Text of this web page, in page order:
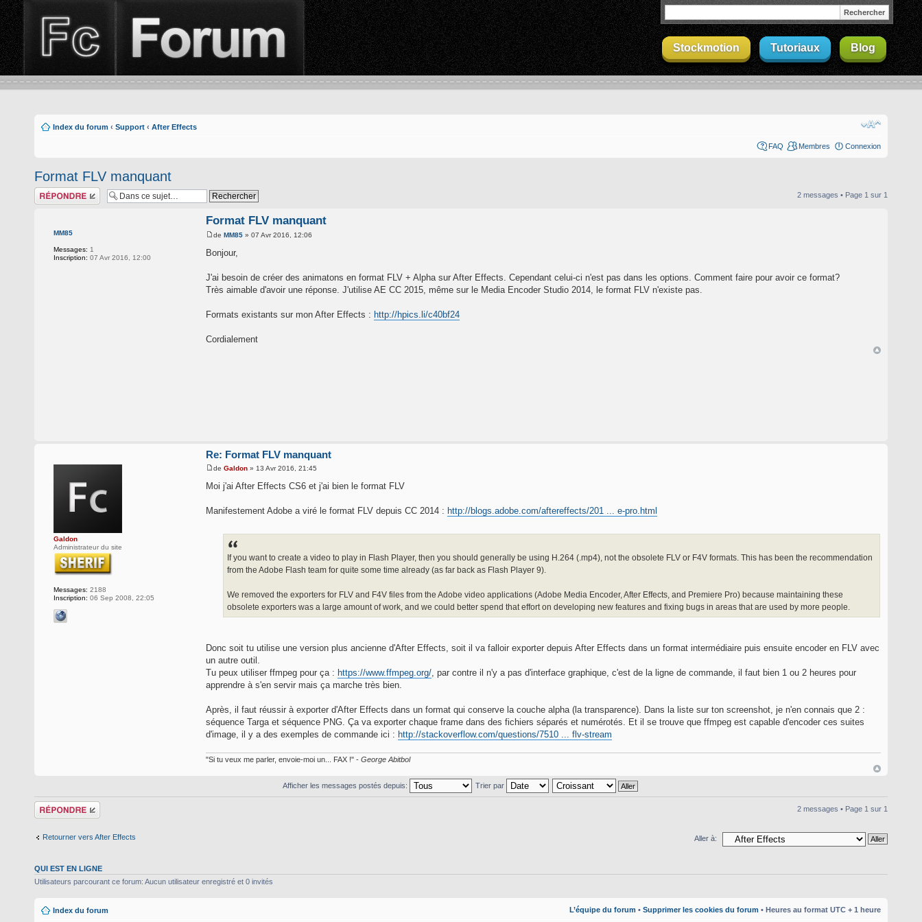
Stockmotion Tutoriaux Blog
Index du forum ‹ Support ‹ After Effects
FAQ Membres Connexion
Format FLV manquant
Répondre 2 messages • Page 1 sur 1
MM85
Messages: 1
Inscription: 07 Avr 2016, 12:00
Format FLV manquant
de MM85 » 07 Avr 2016, 12:06
Bonjour,
J'ai besoin de créer des animatons en format FLV + Alpha sur After Effects. Cependant celui-ci n'est pas dans les options. Comment faire pour avoir ce format?
Très aimable d'avoir une réponse. J'utilise AE CC 2015, même sur le Media Encoder Studio 2014, le format FLV n'existe pas.
Formats existants sur mon After Effects : http://hpics.li/c40bf24
Cordialement
Galdon
Administrateur du site
Messages: 2188
Inscription: 06 Sep 2008, 22:05
Re: Format FLV manquant
de Galdon » 13 Avr 2016, 21:45
Moi j'ai After Effects CS6 et j'ai bien le format FLV
Manifestement Adobe a viré le format FLV depuis CC 2014 : http://blogs.adobe.com/aftereffects/201 ... e-pro.html
If you want to create a video to play in Flash Player, then you should generally be using H.264 (.mp4), not the obsolete FLV or F4V formats. This has been the recommendation
from the Adobe Flash team for quite some time already (as far back as Flash Player 9).
We removed the exporters for FLV and F4V files from the Adobe video applications (Adobe Media Encoder, After Effects, and Premiere Pro) because maintaining these
obsolete exporters was a large amount of work, and we could better spend that effort on developing new features and fixing bugs in areas that are used by more people.
Donc soit tu utilise une version plus ancienne d'After Effects, soit il va falloir exporter depuis After Effects dans un format intermédiaire puis ensuite encoder en FLV avec
un autre outil.
Tu peux utiliser ffmpeg pour ça : https://www.ffmpeg.org/ , par contre il n'y a pas d'interface graphique, c'est de la ligne de commande, il faut bien 1 ou 2 heures pour
apprendre à s'en servir mais ça marche très bien.
Après, il faut réussir à exporter d'After Effects dans un format qui conserve la couche alpha (la transparence). Dans la liste sur ton screenshot, je n'en connais que 2 :
séquence Targa et séquence PNG. Ça va exporter chaque frame dans des fichiers séparés et numérotés. Et il se trouve que ffmpeg est capable d'encoder ces suites
d'image, il y a des exemples de commande ici : http://stackoverflow.com/questions/7510 ... flv-stream
"Si tu veux me parler, envoie-moi un... FAX !" - George Abitbol
Afficher les messages postés depuis: Trier par
Répondre 2 messages • Page 1 sur 1
Retourner vers After Effects Aller à:
QUI EST EN LIGNE
Utilisateurs parcourant ce forum: Aucun utilisateur enregistré et 0 invités
Index du forum L’équipe du forum • Supprimer les cookies du forum • Heures au format UTC + 1 heure